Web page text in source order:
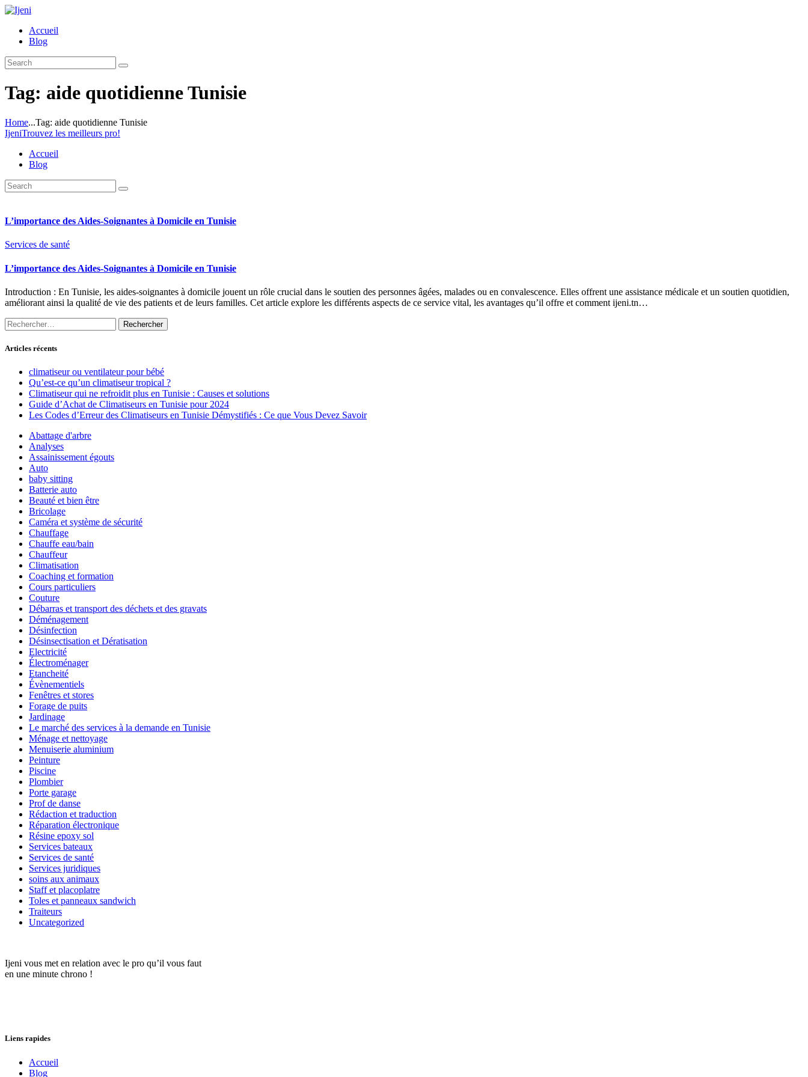
Accueil
Blog
Tag: aide quotidienne Tunisie
Home...Tag: aide quotidienne Tunisie
IjeniTrouvez les meilleurs pro!
Accueil
Blog
L’importance des Aides-Soignantes à Domicile en Tunisie
Services de santé
L’importance des Aides-Soignantes à Domicile en Tunisie
Introduction : En Tunisie, les aides-soignantes à domicile jouent un rôle crucial dans le soutien des personnes âgées, malades ou en convalescence. Elles offrent une assistance médicale et un soutien quotidien,
améliorant ainsi la qualité de vie des patients et de leurs familles. Cet article explore les différents aspects de ce service vital, les avantages qu’il offre et comment ijeni.tn…
Rechercher :
Articles récents
climatiseur ou ventilateur pour bébé
Qu’est-ce qu’un climatiseur tropical ?
Climatiseur qui ne refroidit plus en Tunisie : Causes et solutions
Guide d’Achat de Climatiseurs en Tunisie pour 2024
Les Codes d’Erreur des Climatiseurs en Tunisie Démystifiés : Ce que Vous Devez Savoir
Abattage d'arbre
Analyses
Assainissement égouts
Auto
baby sitting
Batterie auto
Beauté et bien être
Bricolage
Caméra et système de sécurité
Chauffage
Chauffe eau/bain
Chauffeur
Climatisation
Coaching et formation
Cours particuliers
Couture
Débarras et transport des déchets et des gravats
Déménagement
Désinfection
Désinsectisation et Dératisation
Electricité
Électroménager
Etancheité
Évènementiels
Fenêtres et stores
Forage de puits
Jardinage
Le marché des services à la demande en Tunisie
Ménage et nettoyage
Menuiserie aluminium
Peinture
Piscine
Plombier
Porte garage
Prof de danse
Rédaction et traduction
Réparation électronique
Résine epoxy sol
Services bateaux
Services de santé
Services juridiques
soins aux animaux
Staff et placoplatre
Toles et panneaux sandwich
Traiteurs
Uncategorized
Ijeni vous met en relation avec le pro qu’il vous faut
en une minute chrono !
Liens rapides
Accueil
Blog